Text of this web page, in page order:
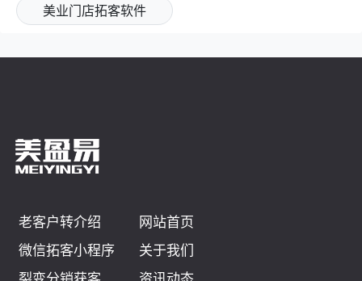
美业门店拓客软件
老客户转介绍
网站首页
微信拓客小程序
关于我们